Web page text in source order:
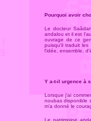
Pourquoi avoir
Le docteur
andalou et il est
ouvrage de ce
puisqu'il traduit
l'idée, ensemble,
Y a-t-il urgence à
Lorsque j'ai
noubas disponible
m'a donné le
Le patrimoine